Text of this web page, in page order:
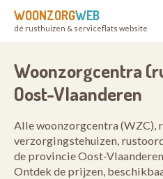
WOONZORGWEB
dé rusthuizen & serviceflats website
Woonzorgcentra
Oost-Vlaanderen
Alle woonzorgcentra (WZC),
verzorgingstehuizen,
de provincie Oost-
Ontdek de prijzen,